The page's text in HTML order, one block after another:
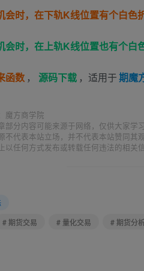
会时，在下轨K线位置有个白色
会时，在上轨K线位置也有个白
函数 ， 源码下载 ，适用于期魔
魔方商学院
部分内容可能来源于网络，仅供大家学
不代表本站立场，并不代表本站赞同其
以任何方式发布或转载任何违法的相关
# 期货交易 # 量化交易 # 期货分